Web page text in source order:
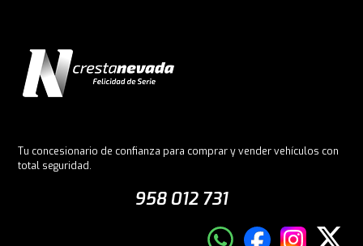
Tu concesionario de confianza para comprar y vender vehículos con
total seguridad.
958 012 731